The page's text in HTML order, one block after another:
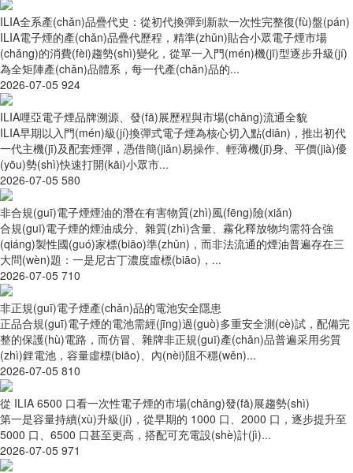
ILIA全系產(chǎn)品疊代史：從初代換彈到新款一次性完整復(fù)盤(pán)
ILIA電子煙的產(chǎn)品疊代歷程，精準(zhǔn)貼合小眾電子煙市場
(chǎng)的消費(fèi)趨勢(shì)變化，從單一入門(mén)機(jī)型逐步升級(jí)
為全矩陣產(chǎn)品體系，每一代產(chǎn)品的...
2026-07-05 924
ILIA哩亞電子煙品牌溯源、發(fā)展歷程與市場(chǎng)流通全貌
ILIA早期以入門(mén)級(jí)換彈式電子煙為核心切入點(diǎn)，推出初代
一代主機(jī)及配套煙彈，憑借簡(jiǎn)易操作、輕薄機(jī)身、平價(jià)優
(yōu)勢(shì)快速打開(kāi)小眾市...
2026-07-05 580
非合規(guī)電子煙煙油的潛在有害物質(zhì)風(fēng)險(xiǎn)
合規(guī)電子煙的煙油成分、雜質(zhì)含量、霧化釋放物均需符合強
(qiáng)製性國(guó)家標(biāo)準(zhǔn)，而非法流通的煙油普遍存在三
大問(wèn)題：一是尼古丁濃度虛標(biāo)，...
2026-07-05 710
非正規(guī)電子煙產(chǎn)品的電池安全隱患
正品合規(guī)電子煙的電池需經(jīng)過(guò)多重安全測(cè)試，配備完
整的保護(hù)電路，而仿冒、雜牌非正規(guī)產(chǎn)品普遍采用劣質
(zhì)鋰電池，容量虛標(biāo)、內(nèi)阻不穩(wěn)...
2026-07-05 810
從 ILIA 6500 口看一次性電子煙的市場(chǎng)發(fā)展趨勢(shì)
第一是容量持續(xù)升級(jí)，從早期的 1000 口、2000 口，逐步提升至
5000 口、6500 口甚至更高，搭配可充電設(shè)計(jì)...
2026-07-05 971